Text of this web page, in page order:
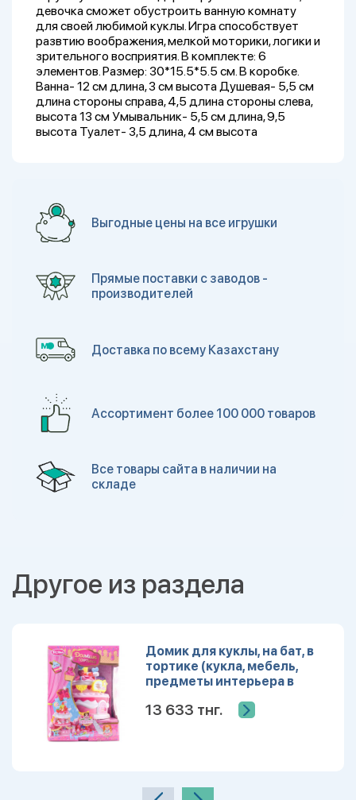
девочка сможет обустроить ванную комнату
для своей любимой куклы. Игра способствует
развтию воображения, мелкой моторики, логики и
зрительного восприятия. В комплекте: 6
элементов. Размер: 30*15.5*5.5 см. В коробке.
Ванна- 12 см длина, 3 см высота Душевая- 5,5 см
длина стороны справа, 4,5 длина стороны слева,
высота 13 см Умывальник- 5,5 см длина, 9,5
высота Туалет- 3,5 длина, 4 см высота
Выгодные цены на все игрушки
Прямые поставки с заводов -
производителей
Доставка по всему Казахстану
Ассортимент более 100 000 товаров
Все товары сайта в наличии на
складе
Другое из раздела
Домик для куклы, на бат, в
тортике (кукла, мебель,
предметы интерьера в
13 633 тнг.